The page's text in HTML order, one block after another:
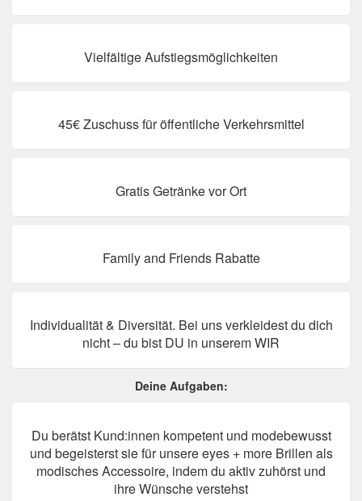
Vielfältige Aufstiegsmöglichkeiten
45€ Zuschuss für öffentliche Verkehrsmittel
Gratis Getränke vor Ort
Family and Friends Rabatte
Individualität & Diversität. Bei uns verkleidest du dich
nicht – du bist DU in unserem WIR
Deine Aufgaben:
Du berätst Kund:innen kompetent und modebewusst
und begeisterst sie für unsere eyes + more Brillen als
modisches Accessoire, indem du aktiv zuhörst und
ihre Wünsche verstehst